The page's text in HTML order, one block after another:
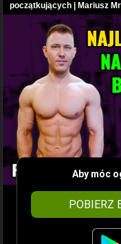
początkujących | Mariusz
Aby móc
POBIERZ